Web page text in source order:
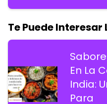
Te Puede Interesar
En La
India:
Para